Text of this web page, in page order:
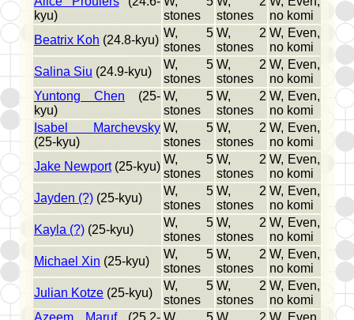
kyu)
stones
stones
no komi
Beatrix Koh (24.8-kyu)
W, 5
stones
W, 2
stones
W, Even,
no komi
Salina Siu (24.9-kyu)
W, 5
stones
W, 2
stones
W, Even,
no komi
Yuntong Chen (25-
kyu)
W, 5
stones
W, 2
stones
W, Even,
no komi
Isabel Marchevsky
(25-kyu)
W, 5
stones
W, 2
stones
W, Even,
no komi
Jake Newport(25-kyu)
W, 5
stones
W, 2
stones
W, Even,
no komi
Jayden (?) (25-kyu)
W, 5
stones
W, 2
stones
W, Even,
no komi
Kayla (?) (25-kyu)
W, 5
stones
W, 2
stones
W, Even,
no komi
Michael Xin (25-kyu)
W, 5
stones
W, 2
stones
W, Even,
no komi
Julian Kotze (25-kyu)
W, 5
stones
W, 2
stones
W, Even,
no komi